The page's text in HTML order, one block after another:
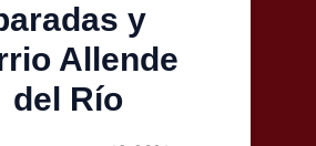
y
Allende
del Río